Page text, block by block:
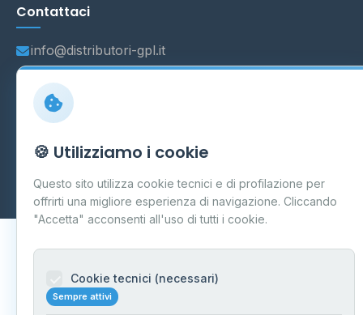
Contattaci
info@distributori-gpl.it
Carpi P.IVA 03859300364
Dati forniti da Ministero delle Imprese e del Made in Italy
Aggiornamento quotidiano
🍪 Utilizziamo i cookie
Questo sito utilizza cookie tecnici e di profilazione per
offrirti una migliore esperienza di navigazione. Cliccando
"Accetta" acconsenti all'uso di tutti i cookie.
Cookie tecnici (necessari)
Sempre attivi